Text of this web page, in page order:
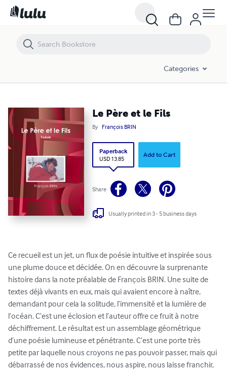
Categories
Le Père et le Fils
By François BRIN
Paperback
USD 13.85
Add to Cart
Share
Usually printed in 3 - 5 business days
Ce recueil est un jet, un flux de poésie intuitive et inspirée sous
une plume douce et décidée. On en découvre la surprenante
histoire dans la note préalable de François BRIN. Une suite de
textes déjà vivants en eux, mais qui avaient encore à naître,
demandant pour cela la solitude, l’immensité et la lumière de
l’océan. C’est une éclosion et l’auteur offre ce fruit à notre
déchiffrement. Le résultat est un assemblage géométrique
d’une poésie lumineuse et pénétrante. C’est une porte très
petite par laquelle nous croyons ne pas pouvoir passer, mais qui
débarrassé de nos évidences, nous aspire, nous laisse franchir,
Le Père et le Fils